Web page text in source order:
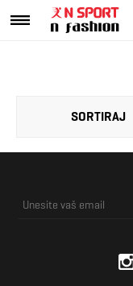
SORTIRAJ